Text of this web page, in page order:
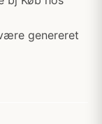
genereret